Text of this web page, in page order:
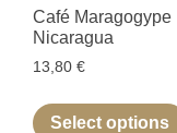
Café Maragogype
Nicaragua
13,80 €
Select options